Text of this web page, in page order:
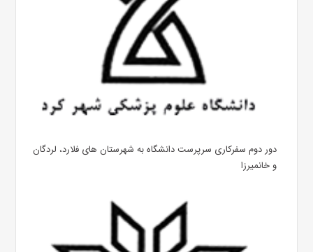
دور دوم سفرکاری سرپرست دانشگاه به شهرستان های فلارد، لردگان
و خانمیرزا